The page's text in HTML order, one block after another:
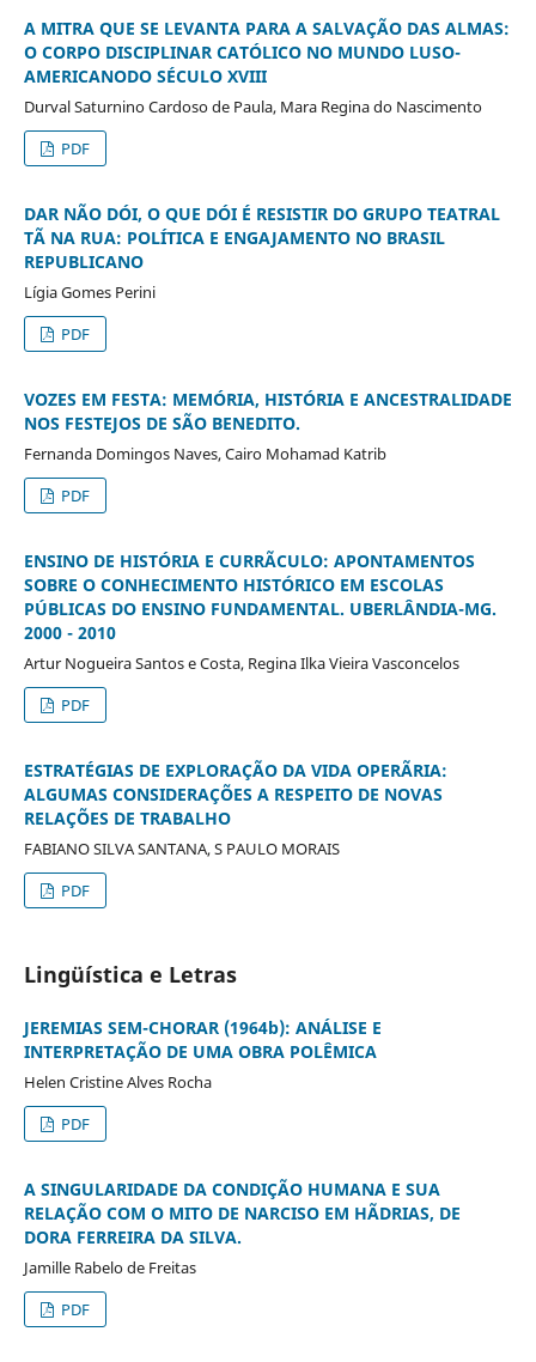
A MITRA QUE SE LEVANTA PARA A SALVAÇÃO DAS ALMAS:
O CORPO DISCIPLINAR CATÓLICO NO MUNDO LUSO-
AMERICANODO SÉCULO XVIII
Durval Saturnino Cardoso de Paula, Mara Regina do Nascimento
PDF
DAR NÃO DÓI, O QUE DÓI É RESISTIR DO GRUPO TEATRAL
TÃ NA RUA: POLÍTICA E ENGAJAMENTO NO BRASIL
REPUBLICANO
Lígia Gomes Perini
PDF
VOZES EM FESTA: MEMÓRIA, HISTÓRIA E ANCESTRALIDADE
NOS FESTEJOS DE SÃO BENEDITO.
Fernanda Domingos Naves, Cairo Mohamad Katrib
PDF
ENSINO DE HISTÓRIA E CURRÃCULO: APONTAMENTOS
SOBRE O CONHECIMENTO HISTÓRICO EM ESCOLAS
PÚBLICAS DO ENSINO FUNDAMENTAL. UBERLÂNDIA-MG.
2000 - 2010
Artur Nogueira Santos e Costa, Regina Ilka Vieira Vasconcelos
PDF
ESTRATÉGIAS DE EXPLORAÇÃO DA VIDA OPERÃRIA:
ALGUMAS CONSIDERAÇÕES A RESPEITO DE NOVAS
RELAÇÕES DE TRABALHO
FABIANO SILVA SANTANA, S PAULO MORAIS
PDF
Lingüística e Letras
JEREMIAS SEM-CHORAR (1964b): ANÁLISE E
INTERPRETAÇÃO DE UMA OBRA POLÊMICA
Helen Cristine Alves Rocha
PDF
A SINGULARIDADE DA CONDIÇÃO HUMANA E SUA
RELAÇÃO COM O MITO DE NARCISO EM HÃDRIAS, DE
DORA FERREIRA DA SILVA.
Jamille Rabelo de Freitas
PDF